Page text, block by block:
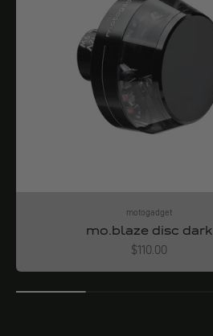
motogadget
mo.blaze disc dark
Angebot
$110.00